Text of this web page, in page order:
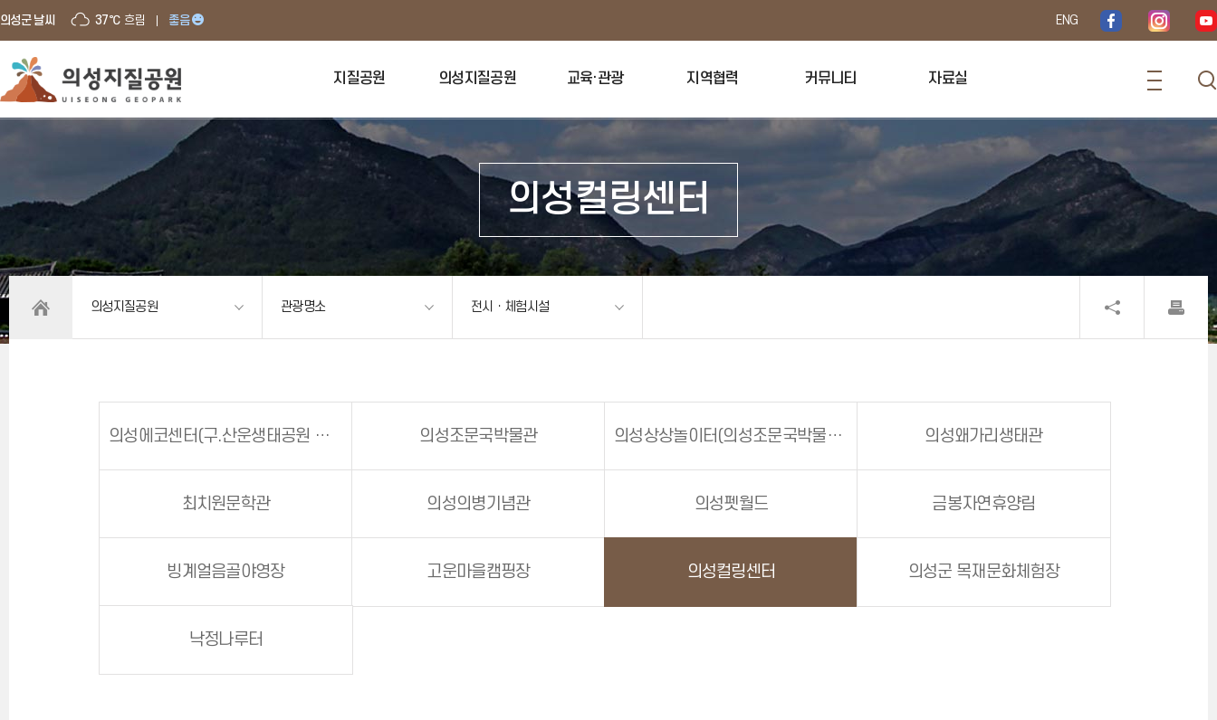
의성군 날씨 37℃ 흐림 좋음 ENG
지질공원 의성지질공원 교육·관광 지역협력 커뮤니티 자료실
의성컬링센터
의성지질공원 관광명소 전시ㆍ체험시설
의성에코센터(구.산운생태공원 생태관) 의성조문국박물관 의성상상놀이터(의성조문국박물관 별관) 의성왜가리생태관
최치원문학관 의성의병기념관 의성펫월드 금봉자연휴양림
빙계얼음골야영장 고운마을캠핑장 의성컬링센터 의성군 목재문화체험장
낙정나루터